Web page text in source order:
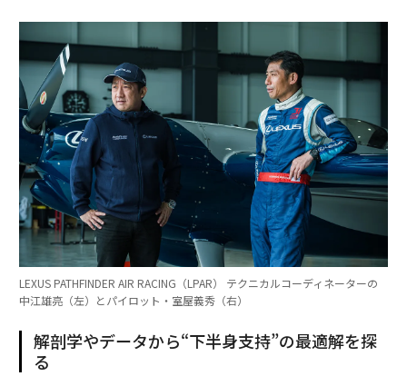
LEXUS PATHFINDER AIR RACING（LPAR） テクニカルコーディネーターの
中江雄亮（左）とパイロット・室屋義秀（右）
解剖学やデータから“下半身支持”の最適解を探
る